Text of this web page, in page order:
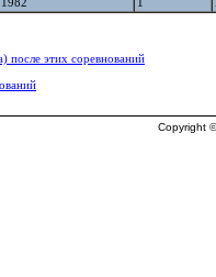
после этих соревнований
Copyright